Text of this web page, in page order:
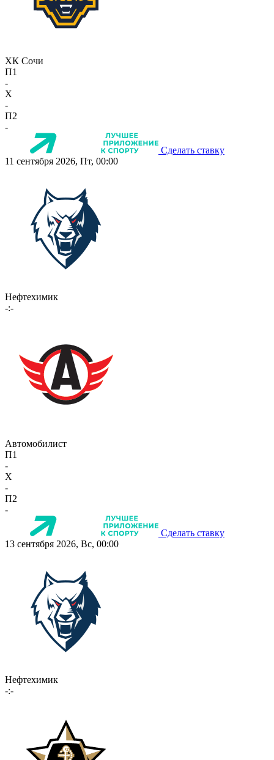
ХК Сочи
П1
-
X
-
П2
-
Сделать ставку
11 сентября 2026, Пт, 00:00
Нефтехимик
-:-
Автомобилист
П1
-
X
-
П2
-
Сделать ставку
13 сентября 2026, Вс, 00:00
Нефтехимик
-:-